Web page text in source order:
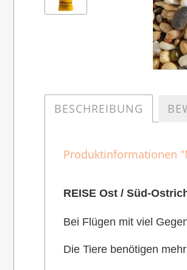
BESCHREIBUNG
Produktinformationen
REISE Ost / Süd-
Bei Flügen mit viel
Die Tiere benötigen